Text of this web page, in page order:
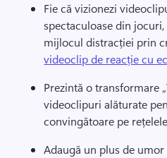
Fie că vizionezi
spectaculoase din
mijlocul distracției prin
videoclip de reacție cu
Prezintă o transformare
videoclipuri alăturate
convingătoare pe
Adaugă un plus de